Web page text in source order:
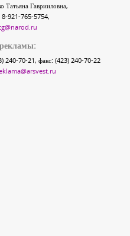
Татьяна Гаврииловна,
8-921-765-5754,
240-70-21, факс: (423) 240-70-22